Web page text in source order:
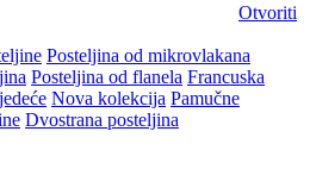
Otvoriti
Posteljina od mikrovlakana
Posteljina od flanela Francuska
Nova kolekcija Pamučne
Dvostrana posteljina